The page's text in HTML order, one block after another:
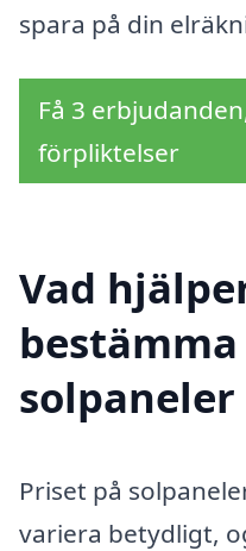
spara på din
Få 3
förpliktelser
Vad
Priset på
variera betydligt,